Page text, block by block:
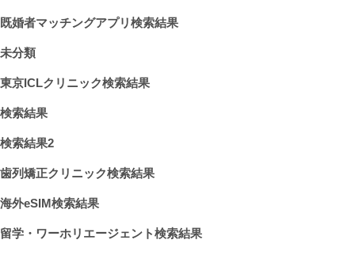
既婚者マッチングアプリ検索結果
未分類
東京ICLクリニック検索結果
検索結果
検索結果2
歯列矯正クリニック検索結果
海外eSIM検索結果
留学・ワーホリエージェント検索結果